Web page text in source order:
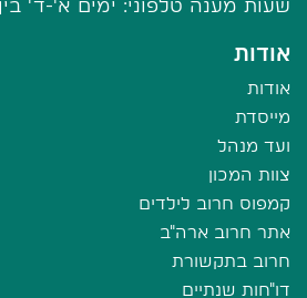
אודות
אודות
מייסדת
ועד מנהל
צוות המכון
קמפוס חרוב לילדים
אתר חרוב ארה"ב
חרוב בתקשורת
דו"חות שנתיים